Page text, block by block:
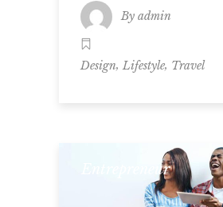
By admin
Design, Lifestyle, Travel
Entrepreneur